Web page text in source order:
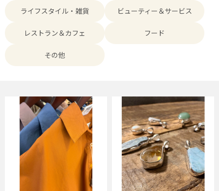
ライフスタイル・雑貨 ビューティー＆サービス
レストラン＆カフェ フード
その他